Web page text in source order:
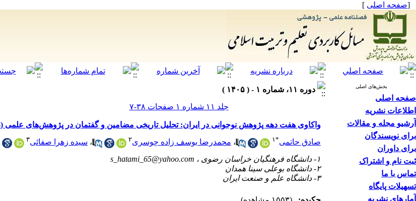
[صفحه اصلی ]
بخش‌های اصلی
صفحه اصلی
اطلاعات نشریه
آرشیو مجله و مقالات
برای نویسندگان
برای داوران
ثبت نام و اشتراک
تماس با ما
تسهیلات پایگاه
آمارهای نشریه
دوره ۱۱، شماره ۱ - ( ۱۴۰۵ )
جلد ۱۱ شماره ۱ صفحات ۳۸-۷
واکاوی هفت دهه پژوهش نوجوانی در ایران: تحلیل تاریخی مضامین و گفتمان در پژوهش‌های علمی (1333-1404)
صادق حاتمی*۱ ، محمدرضا یوسف زاده چوسری۲ ، سیده زهرا صفائی۳
۱- دانشگاه فرهنگیان خراسان رضوی ،
s_hatami_65@yahoo.com
۲- دانشگاه بوعلی سینا همدان
۳- دانشگاه علم و صنعت ایران